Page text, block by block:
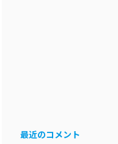
最近のコメント